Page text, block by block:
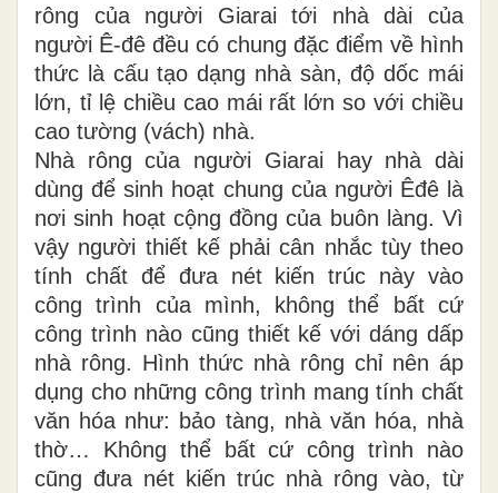
rông của người Giarai tới nhà dài của
người Ê-đê đều có chung đặc điểm về hình
thức là cấu tạo dạng nhà sàn, độ dốc mái
lớn, tỉ lệ chiều cao mái rất lớn so với chiều
cao tường (vách) nhà.
Nhà rông của người Giarai hay nhà dài
dùng để sinh hoạt chung của người Êđê là
nơi sinh hoạt cộng đồng của buôn làng. Vì
vậy người thiết kế phải cân nhắc tùy theo
tính chất để đưa nét kiến trúc này vào
công trình của mình, không thể bất cứ
công trình nào cũng thiết kế với dáng dấp
nhà rông. Hình thức nhà rông chỉ nên áp
dụng cho những công trình mang tính chất
văn hóa như: bảo tàng, nhà văn hóa, nhà
thờ… Không thể bất cứ công trình nào
cũng đưa nét kiến trúc nhà rông vào, từ